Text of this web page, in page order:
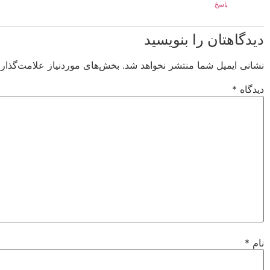
پاسخ
دیدگاهتان را بنویسید
نشانی ایمیل شما منتشر نخواهد شد. بخش‌های موردنیاز
دیدگاه *
نام *